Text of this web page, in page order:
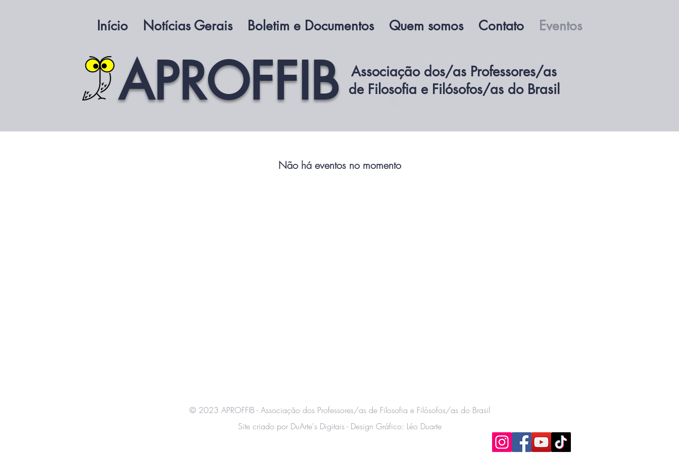
Início Notícias Gerais Boletim e Documentos Quem somos Contato Eventos
APROFFIB
Associação dos/as Professores/as
de Filosofia e Filósofos/as do Brasil
Não há eventos no momento
© 2023 APROFFIB - Associação dos Professores/as de Filosofia e Filósofos/as do Brasil
Site criado por DuArte's Digitais - Design Gráfico: Léo Duarte